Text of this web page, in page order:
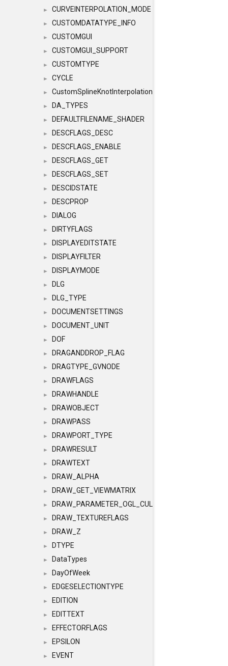
► CURVEINTERPOLATION_MODE
► CUSTOMDATATYPE_INFO
► CUSTOMGUI
► CUSTOMGUI_SUPPORT
► CUSTOMTYPE
► CYCLE
► CustomSplineKnotInterpolation
► DA_TYPES
► DEFAULTFILENAME_SHADER
► DESCFLAGS_DESC
► DESCFLAGS_ENABLE
► DESCFLAGS_GET
► DESCFLAGS_SET
► DESCIDSTATE
► DESCPROP
► DIALOG
► DIRTYFLAGS
► DISPLAYEDITSTATE
► DISPLAYFILTER
► DISPLAYMODE
► DLG
► DLG_TYPE
► DOCUMENTSETTINGS
► DOCUMENT_UNIT
► DOF
► DRAGANDDROP_FLAG
► DRAGTYPE_GVNODE
► DRAWFLAGS
► DRAWHANDLE
► DRAWOBJECT
► DRAWPASS
► DRAWPORT_TYPE
► DRAWRESULT
► DRAWTEXT
► DRAW_ALPHA
► DRAW_GET_VIEWMATRIX
► DRAW_PARAMETER_OGL_CULLING
► DRAW_TEXTUREFLAGS
► DRAW_Z
► DTYPE
► DataTypes
► DayOfWeek
► EDGESELECTIONTYPE
► EDITION
► EDITTEXT
► EFFECTORFLAGS
► EPSILON
►
EVENT